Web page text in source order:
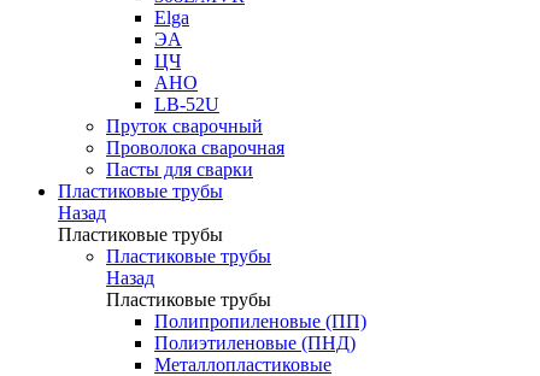
Elga
ЭА
ЦЧ
АНО
LB-52U
Пруток сварочный
Проволока сварочная
Пасты для сварки
Пластиковые трубы
Назад
Пластиковые трубы
Пластиковые трубы
Назад
Пластиковые трубы
Полипропиленовые (ПП)
Полиэтиленовые (ПНД)
Металлопластиковые